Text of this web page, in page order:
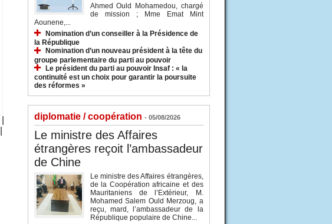
Ahmed Ould Mohamedou, chargé
de mission ; Mme Emat Mint
Aounene,...
Nomination d’un conseiller à la Présidence de
la République
Nomination d’un nouveau président à la tête du
groupe parlementaire du parti au pouvoir
Le président du parti au pouvoir Insaf : « la
continuité est un choix pour garantir la poursuite
des réformes »
diplomatie / coopération - 05/08/2026
Le ministre des Affaires
étrangères reçoit l’ambassadeur
de Chine
Le ministre des Affaires étrangères,
de la Coopération africaine et des
Mauritaniens de l’Extérieur, M.
Mohamed Salem Ould Merzoug, a
reçu, mard, l’ambassadeur de la
République populaire de Chine...